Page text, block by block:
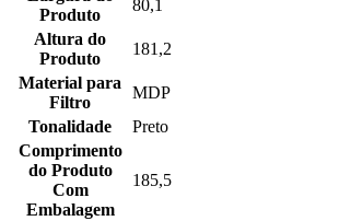
Produto
80,1
Altura do
Produto
181,2
Material para
Filtro
MDP
Tonalidade
Preto
Comprimento
do Produto
Com
Embalagem
185,5